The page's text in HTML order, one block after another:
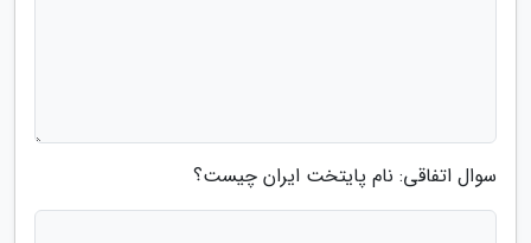
سوال اتفاقی: نام پایتخت ایران چیست؟